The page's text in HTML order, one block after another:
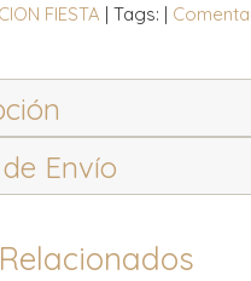
FIESTA | Tags: |
Envío